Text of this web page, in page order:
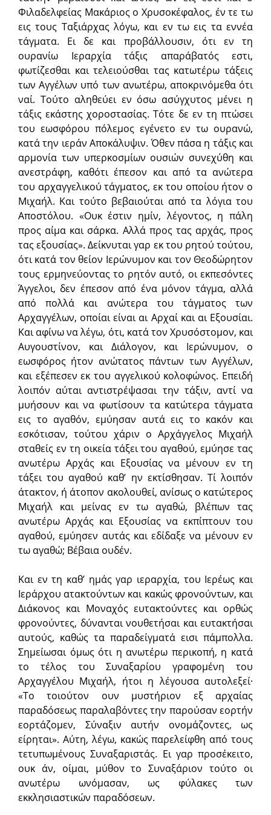
Φιλαδελφείας Μακάριος ο Χρυσοκέφαλος, έν τε τω
εις τους Ταξιάρχας λόγω, και εν τω εις τα εννέα
τάγματα. Ει δε και προβάλλουσιν, ότι εν τη
ουρανίω Ιεραρχία τάξις απαράβατός εστι,
φωτίζεσθαι και τελειούσθαι τας κατωτέρω τάξεις
των Αγγέλων υπό των ανωτέρω, αποκρινόμεθα ότι
ναί. Τούτο αληθεύει εν όσω ασύγχυτος μένει η
τάξις εκάστης χοροστασίας. Τότε δε εν τη πτώσει
του εωσφόρου πόλεμος εγένετο εν τω ουρανώ,
κατά την ιεράν Αποκάλυψιν. Όθεν πάσα η τάξις και
αρμονία των υπερκοσμίων ουσιών συνεχύθη και
ανεστράφη, καθότι έπεσον και από τα ανώτερα
του αρχαγγελικού τάγματος, εκ του οποίου ήτον ο
Μιχαήλ. Kαι τούτο βεβαιούται από τα λόγια του
Αποστόλου. «Ουκ έστιν ημίν, λέγοντος, η πάλη
προς αίμα και σάρκα. Αλλά προς τας αρχάς, προς
τας εξουσίας». Δείκνυται γαρ εκ του ρητού τούτου,
ότι κατά τον θείον Ιερώνυμον και τον Θεοδώρητον
τους ερμηνεύοντας το ρητόν αυτό, οι εκπεσόντες
Άγγελοι, δεν έπεσον από ένα μόνον τάγμα, αλλά
από πολλά και ανώτερα του τάγματος των
Αρχαγγέλων, οποίαι είναι αι Αρχαί και αι Εξουσίαι.
Kαι αφίνω να λέγω, ότι, κατά τον Χρυσόστομον, και
Αυγουστίνον, και Διάλογον, και Ιερώνυμον, ο
εωσφόρος ήτον ανώτατος πάντων των Αγγέλων,
και εξέπεσεν εκ του αγγελικού κολοφώνος. Επειδή
λοιπόν αύται αντιστρέψασαι την τάξιν, αντί να
μυήσουν και να φωτίσουν τα κατώτερα τάγματα
εις το αγαθόν, εμύησαν αυτά εις το κακόν και
εσκότισαν, τούτου χάριν ο Αρχάγγελος Μιχαήλ
σταθείς εν τη οικεία τάξει του αγαθού, εμύησε τας
ανωτέρω Αρχάς και Εξουσίας να μένουν εν τη
τάξει του αγαθού καθ’ ην εκτίσθησαν. Τί λοιπόν
άτακτον, ή άτοπον ακολουθεί, ανίσως ο κατώτερος
Μιχαήλ και μείνας εν τω αγαθώ, βλέπων τας
ανωτέρω Αρχάς και Εξουσίας να εκπίπτουν του
αγαθού, εμύησεν αυτάς και εδίδαξε να μένουν εν
τω αγαθώ; Βέβαια ουδέν.
Kαι εν τη καθ’ ημάς γαρ ιεραρχία, του Ιερέως και
Ιεράρχου ατακτούντων και κακώς φρονούντων, και
Διάκονος και Μοναχός ευτακτούντες και ορθώς
φρονούντες, δύνανται νουθετήσαι και ευτακτήσαι
αυτούς, καθώς τα παραδείγματά εισι πάμπολλα.
Σημείωσαι όμως ότι η ανωτέρω περικοπή, η κατά
το τέλος του Συναξαρίου γραφομένη του
Αρχαγγέλου Μιχαήλ, ήτοι η λέγουσα αυτολεξεί·
«Το τοιούτον ουν μυστήριον εξ αρχαίας
παραδόσεως παραλαβόντες την παρούσαν εορτήν
εορτάζομεν, Σύναξιν αυτήν ονομάζοντες, ως
είρηται». Αύτη, λέγω, κακώς παρελείφθη από τους
τετυπωμένους Συναξαριστάς. Ει γαρ προσέκειτο,
ουκ άν, οίμαι, μύθον το Συναξάριον τούτο οι
ανωτέρω ωνόμασαν, ως φύλακες των
εκκλησιαστικών παραδόσεων.